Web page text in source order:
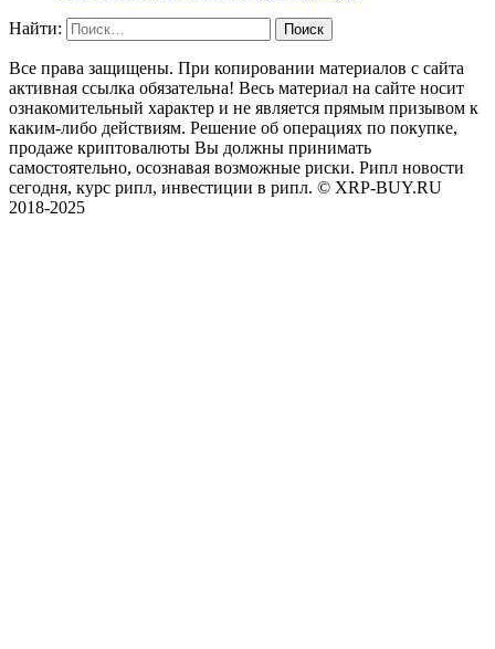
Найти:
Все права защищены. При копировании материалов с сайта
активная ссылка обязательна! Весь материал на сайте носит
ознакомительный характер и не является прямым призывом к
каким-либо действиям. Решение об операциях по покупке,
продаже криптовалюты Вы должны принимать
самостоятельно, осознавая возможные риски. Рипл новости
сегодня, курс рипл, инвестиции в рипл. © XRP-BUY.RU
2018-2025